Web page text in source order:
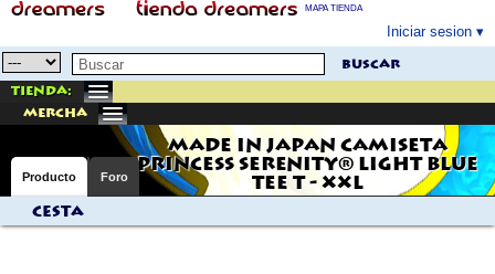
MAPA TIENDA
Iniciar sesion
buscar
Tienda:
mercha
MADE IN JAPAN CAMISETA
PRINCESS SERENITY® LIGHT BLUE
TEE T - XXL
Producto Foro
Cesta